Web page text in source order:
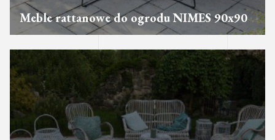
Meble rattanowe do ogrodu NIMES 90x90